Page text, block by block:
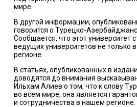
мире.
В другой информации,
говорится о Турецко-
Сообщается, что этот университет
ведущих университетов не только
регионе.
В статьях, опубликованных в
доводятся до внимания
Ильхам Алиев о том, что к слову
во всем мире, она является
и сотрудничества в нашем регионе.